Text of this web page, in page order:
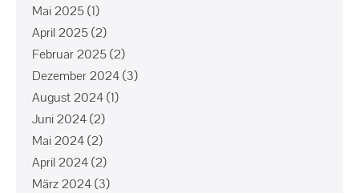
Mai 2025(1)
April 2025(2)
Februar 2025(2)
Dezember 2024(3)
August 2024(1)
Juni 2024(2)
Mai 2024(2)
April 2024(2)
März 2024(3)